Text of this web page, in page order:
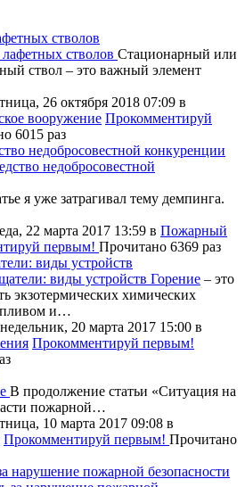
стволов
Стационарный или
ствол – это важный элемент
26 октября 2018 07:09 в
вооружение Прокомментируй
6015 раз
недобросовестной конкуренции
я уже затрагивал тему демпинга.
22 марта 2017 13:59 в Пожарный
первым! Прочитано 6369 раз
виды устройств
Горение – это
экзотермических химических
и…
20 марта 2017 15:00 в
Прокомментируй первым!
В продолжение статьи «Ситуация на
пожарной…
10 марта 2017 09:08 в
Прокомментируй первым! Прочитано
нарушение пожарной безопасности